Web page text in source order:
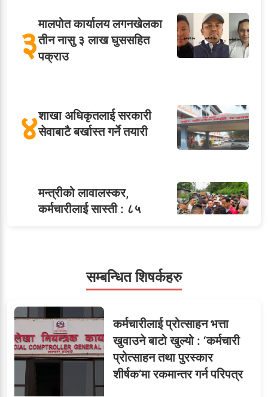
३मालपोत कार्यालय लगनखेलका
तीन नासु ३ लाख घुससहित
पक्राउ
४शाखा अधिकृतलाई सरकारी
सेवाबाटै बर्खास्त गर्ने तयारी
मन्त्रीको लावालस्कर,
कर्मचारीलाई सास्ती : ८५
६सहसचिवमा प्रथम भएका
विजयकुमार शर्माको लोकसेवा
टिप्स
सम्बन्धित शिषर्कहरु
कर्मचारीलाई प्रोत्साहन भत्ता
खुवाउने बाटो खुल्यो : ‘कर्मचारी
प्रोत्साहन तथा पुरस्कार
शीर्षक’मा रकमान्तर गर्न परिपत्र